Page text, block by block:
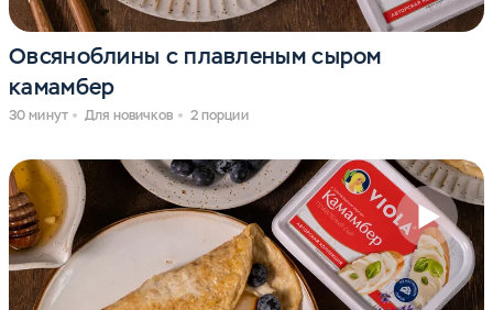
Овсяноблины с плавленым сыром
камамбер
30 минут Для новичков 2 порции